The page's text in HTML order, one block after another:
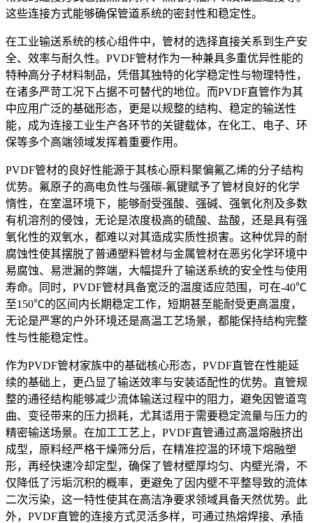
这些连接方式能够确保管道系统的密封性和稳定性。
在工业输送系统的核心组件中，管材的选择直接关系到生产安
全、效率与耐久性。PVDF管材作为一种兼具多重优异性能的
特种高分子材料制品，凭借其独特的化学稳定性与物理特性，
在诸多严苛工况下占据不可替代的地位。而PVDF直管作为其
中应用广泛的基础形态，更是以规整的结构、稳定的输送性
能，成为连接工业生产各环节的关键载体，在化工、电子、环
保等多个高端领域发挥着重要作用。
PVDF管材的良好性能源于其核心原料聚偏氟乙烯的分子结构
优势。氟原子的高电负性与强碳-氟键赋予了管材良好的化学
惰性，在室温环境下，能够耐受强酸、强碱、强氧化剂及多数
有机溶剂的侵蚀，无论是浓度极高的硫酸、盐酸，还是具有强
氧化性的双氧水，都难以对其造成实质性损害。这种优异的耐
腐蚀性使其摆脱了普通塑料管材与金属管材在恶劣化学环境中
易腐蚀、易泄漏的弊端，大幅提升了输送系统的安全性与使用
寿命。同时，PVDF管材具备宽泛的温度适应范围，可在-40℃
至150℃的区间内长期稳定工作，短期甚至能耐受更高温度，
无论是严寒的户外环境还是高温工艺场景，都能保持结构完整
性与性能稳定性。
作为PVDF管材家族中的基础核心形态，PVDF直管在性能延
续的基础上，更凸显了输送效率与安装适配性的优势。直管规
整的通径结构能够减少流体输送过程中的阻力，避免因管道弯
曲、变径带来的压力损耗，尤其适用于需要稳定流量与压力的
精密输送场景。在加工工艺上，PVDF直管通过高温熔融挤出
成型，原料经严格干燥筛分后，在精准控温的环境下熔融塑
形，再经快速冷却定型，确保了管材壁厚均匀、内壁光滑，不
仅降低了污垢沉积的概率，更避免了因内壁不平整导致的流体
二次污染，这一特性使其在高洁净要求领域具备天然优势。此
外，PVDF直管的连接方式灵活多样，可通过热熔焊接、承插